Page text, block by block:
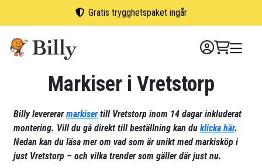
Gratis trygghetspaket ingår
Markiser i Vretstorp
Billy levererarmarkisertill Vretstorp inom 14 dagar inkluderat
montering. Vill du gå direkt till beställning kan duklicka här.
Nedan kan du läsa mer om vad som är unikt med markisköp i
just Vretstorp – och vilka trender som gäller där just nu.